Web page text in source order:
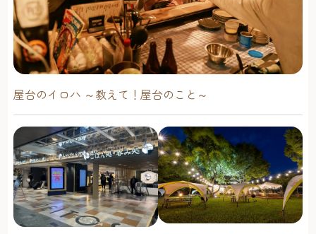
屋台のイロハ ～教えて！屋台のこと～